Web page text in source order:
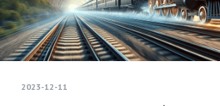
2023-12-11